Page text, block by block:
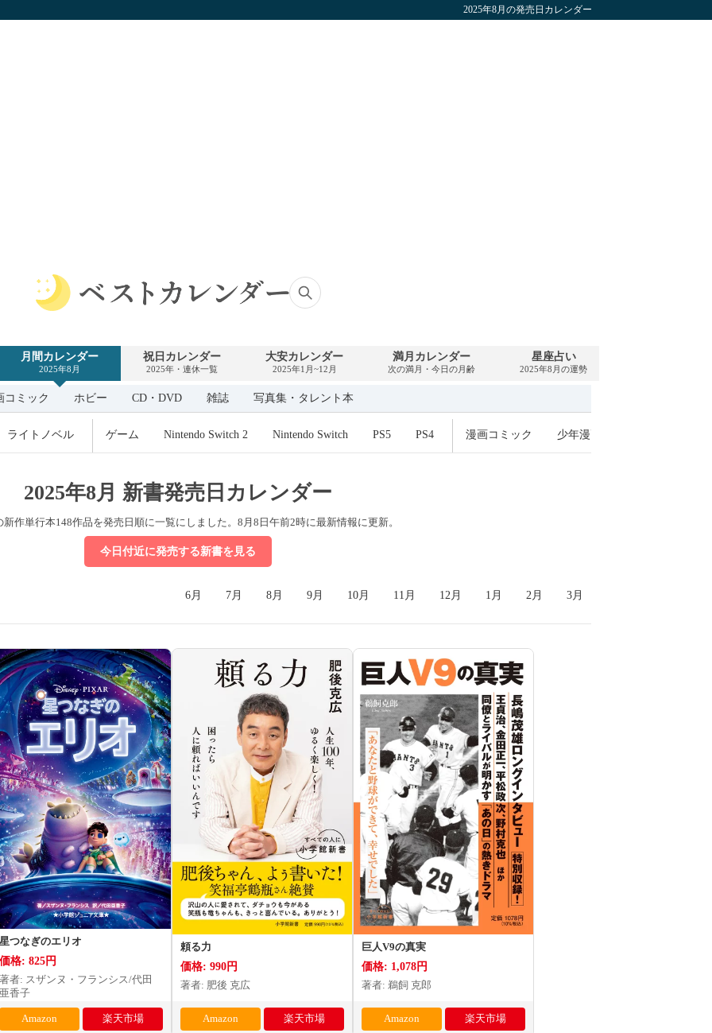
2025年8月の発売日カレンダー
カ
レ
ン
ダ
ー
月間カレンダー
2025年8月
祝日カレンダー
2025年・連休一覧
大安カレンダー
2025年1月~12月
満月カレンダー
次の満月・今日の月齢
星座占い
2025年8月の運勢
コミック ホビー CD・DVD 雑誌 写真集・タレント本
ライトノベル ゲーム Nintendo Switch 2 Nintendo Switch PS5 PS4 漫画コミック 少年漫画
2025年8月 新書発売日カレンダー
作単行本148作品を発売日順に一覧にしました。 8月8日午前2時に最新情報に更新。
今日付近に発売する新書を見る
6月 7月 8月 9月 10月 11月 12月 1月 2月 3月
星つなぎのエリオ
価格: 825円
著者: スザンヌ・フランシス/代田
亜香子
Amazon 楽天市場
頼る力
価格: 990円
著者: 肥後 克広
Amazon 楽天市場
巨人V9の真実
価格: 1,078円
著者: 鵜飼 克郎
Amazon 楽天市場